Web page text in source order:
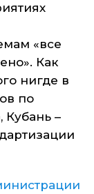
«все
Как
нигде в
по
Кубань –